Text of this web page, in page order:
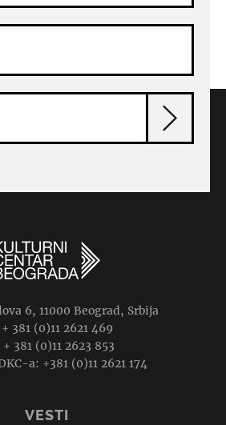
6, 11000 Beograd, Srbija
381 (0)11 2621 469
381 (0)11 2623 853
a: +381 (0)11 2621 174
VESTI